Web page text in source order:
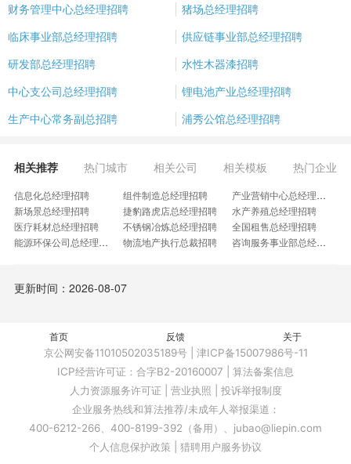
财务管理中心总经理招聘
猪场总经理招聘
临床事业部总经理招聘
供应链事业部总经理招聘
研发部总经理招聘
水性木器漆招聘
中心支公司总经理招聘
锂电池产业总经理招聘
生产中心常务副总招聘
浦秀公馆总经理招聘
相关推荐 热门城市 相关公司 相关模板 热门企业
信息化总经理招聘 组件制造总经理招聘
产业营销中心总经理招聘
新场景总经理招聘
捷豹路虎店总经理招聘
水产养殖总经理招聘
医疗耗材总经理招聘
不锈钢冶炼总经理招聘
全国租售总经理招聘
能源环保公司总经理招聘
物流地产执行总裁招聘
咨询服务事业部总经理招聘
轻餐饮业总经理招聘
网红基地总经理招聘
东实开能董事长招聘
线上运营总经理招聘 政企总经理招聘
更新时间：2026-08-07
首页 反馈 关于